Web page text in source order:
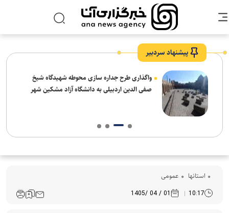
پیشنهاد سردبیر
واگذاری طرح جداره سازی محوطه شهیدگاه شیخ
صفی الدین اردبیلی به دانشگاه آزاد مشکین شهر
استانها عمومی
10:17
01 / 04 /1405